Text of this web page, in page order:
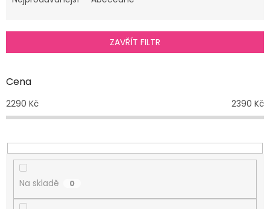
í
r
d
k
t
ZAVŘÍT FILTR
Cena
2290 Kč 2390 Kč
Na skladě 0